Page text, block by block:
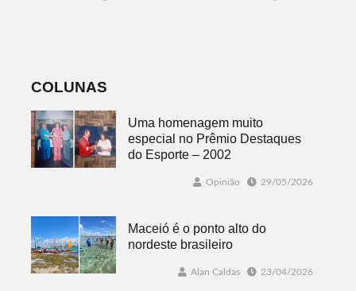
COLUNAS
Uma homenagem muito
especial no Prêmio Destaques
do Esporte – 2002
Opinião 29/05/2026
Maceió é o ponto alto do
nordeste brasileiro
Alan Caldas 23/04/2026